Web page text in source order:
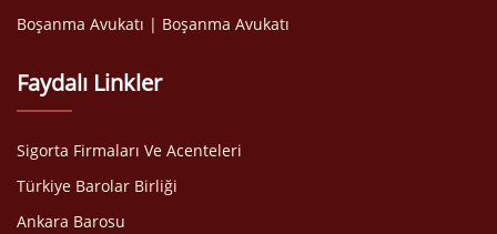
Boşanma Avukatı | Boşanma Avukatı
Faydalı Linkler
Sigorta Firmaları Ve Acenteleri
Türkiye Barolar Birliği
Ankara Barosu